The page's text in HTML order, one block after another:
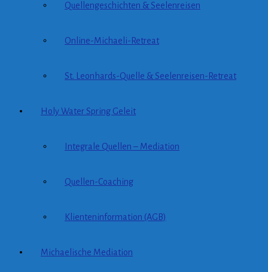
Quellengeschichten & Seelenreisen
Online-Michaeli-Retreat
St. Leonhards-Quelle & Seelenreisen-Retreat
Holy Water Spring Geleit
Integrale Quellen – Mediation
Quellen-Coaching
Klienteninformation (AGB)
Michaelische Mediation